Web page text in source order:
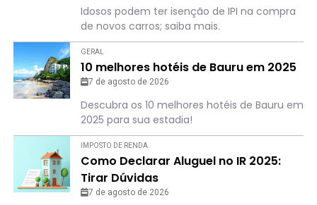
Idosos podem ter isenção de IPI na compra
de novos carros; saiba mais.
GERAL
10 melhores hotéis de Bauru em 2025
7 de agosto de 2026
Descubra os 10 melhores hotéis de Bauru em
2025 para sua estadia!
IMPOSTO DE RENDA
Como Declarar Aluguel no IR 2025:
Tirar Dúvidas
7 de agosto de 2026